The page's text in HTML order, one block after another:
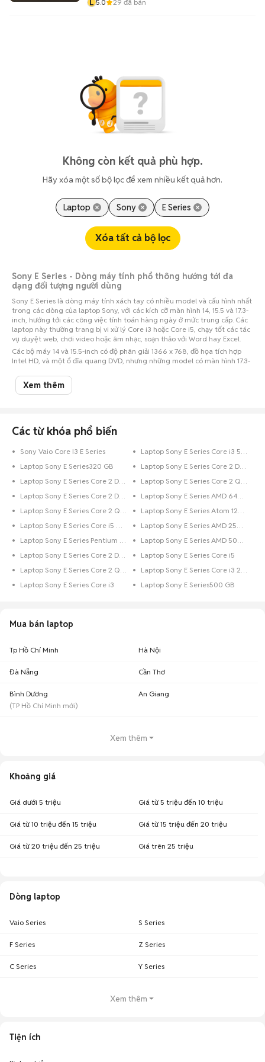
5.0 29 đã bán
Không còn kết quả phù hợp.
Hãy xóa một số bộ lọc để xem nhiều kết quả hơn.
Laptop Sony E Series
Xóa tất cả bộ lọc
Sony E Series - Dòng máy tính phổ thông hướng tới đa
dạng đối tượng người dùng
Sony E Series là dòng máy tính xách tay có nhiều model và cấu hình nhất
trong các dòng của laptop Sony, với các kích cỡ màn hình 14, 15.5 và 17.3-
inch, hướng tới các công việc tính toán hàng ngày ở mức trung cấp. Các
laptop này thường trang bị vi xử lý Core i3 hoặc Core i5, chạy tốt các tác
vụ duyệt web, chơi video hoặc âm nhạc, soạn thảo với Word hay Excel.
Các bộ máy 14 và 15.5-inch có độ phân giải 1366 x 768, đồ họa tích hợp
Intel HD, và một ổ đĩa quang DVD, nhưng những model có màn hình 17.3-
công nghệ Intel Wireless Display, màn hình HD (1920 x 1080 pixel).
Nếu bạn có ý định mua laptop Sony E Series, hãy đến với Chợ Tốt –
Nơi mua bán laptop giá rẻ hàng đầu Việt Nam để tham khảo giá laptop
Trường hợp bạn đang sở hữu một chiếc máy laptop Sony E Series đã qua
sử dụng và muốn bán, hãy chụp hình lại và đăng tin rao bán ngay trên
Tốt - Rao ngay, mua bán liền tay, ngại gì không thử.
Và để cho mọi giao dịch trên Chợ Tốt được đảm bảo, chúng tôi sẽ hướng
hay mới nhé. Cụ thể:
✓ Kiểm tra giá cả so với giá thị trường laptop Sony E Series tại Việt
Nam.
bảo hành hay số serial trên máy.
✓ Kiểm tra kỹ màn hình, loa, ổ cứng, các cổng kết nối, bàn phím,...
xuất xứ của sản phẩm.
Tốt nếu bắt gặp bất kỳ hành vi mua bán không trung thực nào.
Xem thêm
Các từ khóa phổ biến
Sony Vaio Core I3 E Series
Laptop Sony E Series Core i3 512 GB
Laptop Sony E Series320 GB
Laptop Sony E Series Core 2 Duo Trên 1 TB
Laptop Sony E Series Core 2 Duo
Laptop Sony E Series Core 2 Quad 250 GB
Laptop Sony E Series Core 2 Duo 500 GB
Laptop Sony E Series AMD 640 GB
Laptop Sony E Series Core 2 Quad 256 GB
Laptop Sony E Series Atom 128 GB
Laptop Sony E Series Core i5 Dưới 128 GB
Laptop Sony E Series AMD 250 GB
Laptop Sony E Series Pentium 128 GB
Laptop Sony E Series AMD 500 GB
Laptop Sony E Series Core 2 Duo Dưới 128 GB
Laptop Sony E Series Core i5
Laptop Sony E Series Core 2 Quad 320 GB
Laptop Sony E Series Core i3 256 GB
Laptop Sony E Series Core i3
Laptop Sony E Series500 GB
Mua bán laptop
Tp Hồ Chí Minh Hà Nội
Đà Nẵng Cần Thơ
Bình Dương
(TP Hồ Chí Minh mới)
An Giang
Xem thêm
Khoảng giá
Giá dưới 5 triệu Giá từ 5 triệu đến 10 triệu
Giá từ 10 triệu đến 15 triệu Giá từ 15 triệu đến 20 triệu
Giá từ 20 triệu đến 25 triệu Giá trên 25 triệu
Dòng laptop
Vaio Series S Series
F Series Z Series
C Series Y Series
Xem thêm
Tiện ích